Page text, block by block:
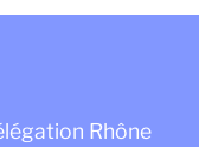
Rhône